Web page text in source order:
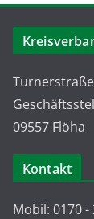
09557 Flöha
Kontakt
Mobil: 0170 -